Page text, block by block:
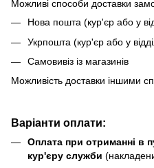
Можливі способи доставки
Нова пошта (кур'єр або у
Укрпошта (кур'єр або у
Самовивіз із магазинів
Можливість доставки іншими
Варіанти оплати:
Оплата при отриманні в
кур'єру служби